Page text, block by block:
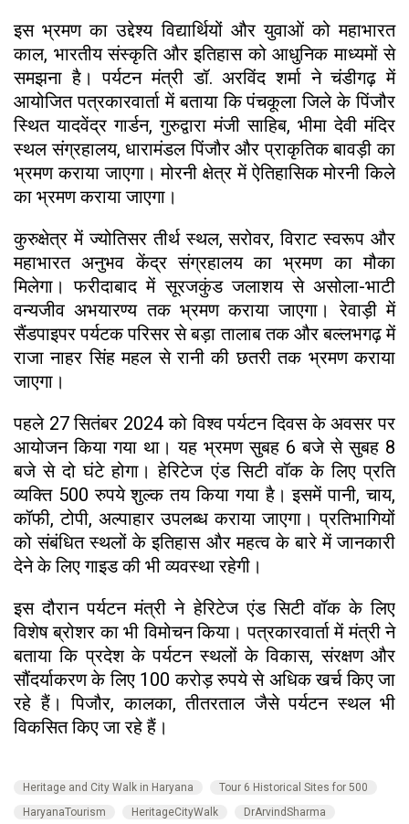
इस भ्रमण का उद्देश्य विद्यार्थियों और युवाओं को महाभारत
काल, भारतीय संस्कृति और इतिहास को आधुनिक माध्यमों से
समझना है। पर्यटन मंत्री डॉ. अरविंद शर्मा ने चंडीगढ़ में
आयोजित पत्रकारवार्ता में बताया कि पंचकूला जिले के पिंजौर
स्थित यादवेंद्र गार्डन, गुरुद्वारा मंजी साहिब, भीमा देवी मंदिर
स्थल संग्रहालय, धारामंडल पिंजौर और प्राकृतिक बावड़ी का
भ्रमण कराया जाएगा। मोरनी क्षेत्र में ऐतिहासिक मोरनी किले
का भ्रमण कराया जाएगा।
कुरुक्षेत्र में ज्योतिसर तीर्थ स्थल, सरोवर, विराट स्वरूप और
महाभारत अनुभव केंद्र संग्रहालय का भ्रमण का मौका
मिलेगा। फरीदाबाद में सूरजकुंड जलाशय से असोला-भाटी
वन्यजीव अभयारण्य तक भ्रमण कराया जाएगा। रेवाड़ी में
सैंडपाइपर पर्यटक परिसर से बड़ा तालाब तक और बल्लभगढ़ में
राजा नाहर सिंह महल से रानी की छतरी तक भ्रमण कराया
जाएगा।
पहले 27 सितंबर 2024 को विश्व पर्यटन दिवस के अवसर पर
आयोजन किया गया था। यह भ्रमण सुबह 6 बजे से सुबह 8
बजे से दो घंटे होगा। हेरिटेज एंड सिटी वॉक के लिए प्रति
व्यक्ति 500 रुपये शुल्क तय किया गया है। इसमें पानी, चाय,
कॉफी, टोपी, अल्पाहार उपलब्ध कराया जाएगा। प्रतिभागियों
को संबंधित स्थलों के इतिहास और महत्व के बारे में जानकारी
देने के लिए गाइड की भी व्यवस्था रहेगी।
इस दौरान पर्यटन मंत्री ने हेरिटेज एंड सिटी वॉक के लिए
विशेष ब्रोशर का भी विमोचन किया। पत्रकारवार्ता में मंत्री ने
बताया कि प्रदेश के पर्यटन स्थलों के विकास, संरक्षण और
सौंदर्याकरण के लिए 100 करोड़ रुपये से अधिक खर्च किए जा
रहे हैं। पिजौर, कालका, तीतरताल जैसे पर्यटन स्थल भी
विकसित किए जा रहे हैं।
Heritage and City Walk in Haryana
Tour 6 Historical Sites for 500
HaryanaTourism
HeritageCityWalk
DrArvindSharma